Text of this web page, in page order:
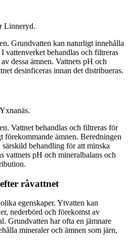
Linneryd.
Grundvatten kan naturligt innehålla
vattenverket behandlas och filtreras
dessa ämnen. Vattnets pH och
desinficeras innan det distribueras.
Vattnet behandlas och filtreras för
förekommande ämnen. Beredningen
behandling för att minska
vattnets pH och mineralbalans och
råvattnet
egenskaper. Ytvatten kan
nederbörd och förekomst av
Grundvatten har ofta en jämnare
mineraler och ämnen som järn,